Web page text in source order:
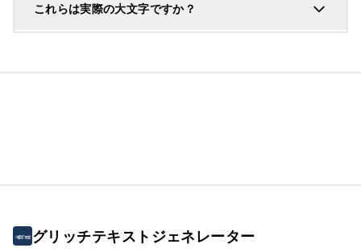
これらは実際の大文字ですか？
グリッチテキストジェネレーター